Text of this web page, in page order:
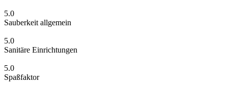
5.0
Sauberkeit allgemein
5.0
Sanitäre Einrichtungen
5.0
Spaßfaktor